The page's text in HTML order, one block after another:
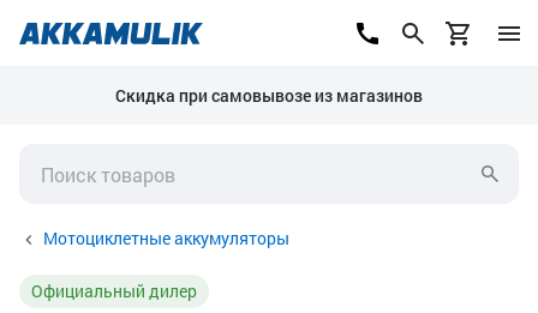
Скидка при самовывозе из магазинов
Мотоциклетные аккумуляторы
Официальный дилер